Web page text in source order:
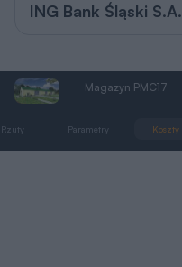
ING Bank Śląski S.A.
Magazyn PMC17
Rzuty Parametry Koszty